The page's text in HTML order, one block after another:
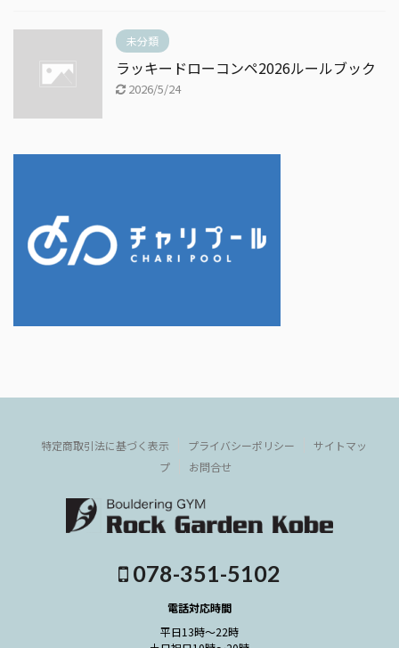
未分類
ラッキードローコンペ2026ルールブック
2026/5/24
特定商取引法に基づく表示 プライバシーポリシー
サイトマッ
プ
お問合せ
078-351-5102
電話対応時間
平日13時～22時